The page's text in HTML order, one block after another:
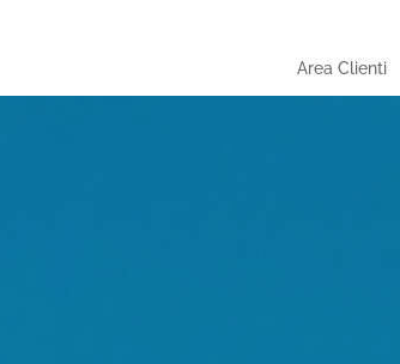
Area Clienti